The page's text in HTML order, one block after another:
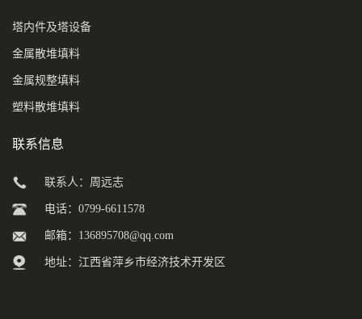
塔内件及塔设备
金属散堆填料
金属规整填料
塑料散堆填料
联系信息
联系人：周远志
电话：0799-6611578
邮箱： 136895708@qq.com
地址：江西省萍乡市经济技术开发区